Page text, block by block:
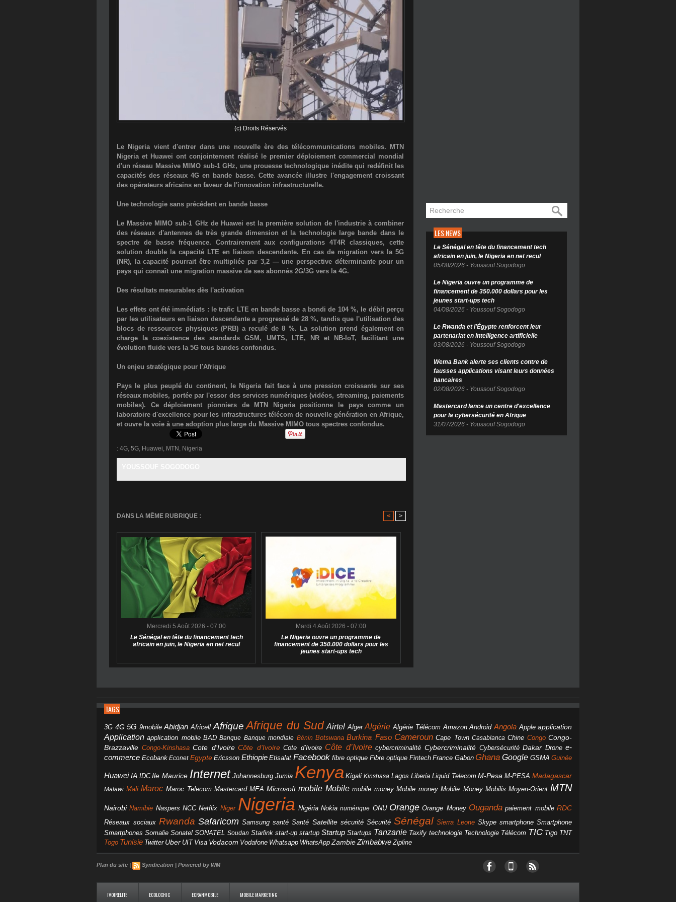
(c) Droits Réservés
Le Nigeria vient d'entrer dans une nouvelle ère des télécommunications mobiles. MTN
Nigeria et Huawei ont conjointement réalisé le premier déploiement commercial mondial
d'un réseau Massive MIMO sub-1 GHz, une prouesse technologique inédite qui redéfinit les
capacités des réseaux 4G en bande basse. Cette avancée illustre l'engagement croissant
des opérateurs africains en faveur de l'innovation infrastructurelle.
Une technologie sans précédent en bande basse
Le Massive MIMO sub-1 GHz de Huawei est la première solution de l'industrieà combiner
des réseaux d'antennes de très grande dimension et la technologie large bande dans le
spectre de basse fréquence. Contrairement aux configurations 4T4R classiques, cette
solution double la capacité LTE en liaison descendante. En cas de migration vers la 5G
(NR), la capacité pourrait être multipliée par 3,2 — une perspective déterminante pour un
pays qui connaît une migration massive de ses abonnés 2G/3G vers la 4G.
Des résultats mesurables dès l'activation
Les effets ont été immédiats : le trafic LTE en bande basse a bondi de 104 %, le débit perçu
par les utilisateurs en liaison descendante a progressé de 28 %, tandis que l'utilisation des
blocs de ressources physiques (PRB) a reculé de 8 %. La solution prend également en
charge la coexistence des standards GSM, UMTS, LTE, NR et NB-IoT, facilitant une
évolution fluide vers la 5G tous bandes confondus.
Un enjeu stratégique pour l'Afrique
Pays le plus peuplé du continent, le Nigeria fait face à une pression croissante sur ses
réseaux mobiles, portée par l'essor des services numériques (vidéos, streaming, paiements
mobiles). Ce déploiement pionniers de MTN Nigeria positionne le pays comme un
laboratoire d'excellence pour les infrastructures télécom de nouvelle génération en Afrique,
et ouvre la voie à une adoption plus large du Massive MIMO tous spectres confondus.
: 4G, 5G, Huawei, MTN , Nigeria
DANS LA MÊME RUBRIQUE : < >
Mercredi 5 Août 2026 - 07:00
Le Sénégal en tête du financement tech
africain en juin, le Nigeria en net recul
Mardi 4 Août 2026 - 07:00
Le Nigeria ouvre un programme de
financement de 350.000 dollars pour les
jeunes start-ups tech
LES NEWS
Le Sénégal en tête du financement tech
africain en juin, le Nigeria en net recul
05/08/2026 - Youssouf Sogodogo
Le Nigeria ouvre un programme de
financement de 350.000 dollars pour les
jeunes start-ups tech
04/08/2026 - Youssouf Sogodogo
Le Rwanda et l'Égypte renforcent leur
partenariat en intelligence artificielle
03/08/2026 - Youssouf Sogodogo
Wema Bank alerte ses clients contre de
fausses applications visant leurs données
bancaires
02/08/2026 - Youssouf Sogodogo
Mastercard lance un centre d'excellence
pour la cybersécurité en Afrique
31/07/2026 - Youssouf Sogodogo
TAGS
3G 4G 5G 9mobile Abidjan Africell Afrique Afrique du Sud Airtel Alger Algérie Algérie Télécom Amazon Android Angola Apple application
Application application mobile BAD Banque Banque mondiale Bénin Botswana Burkina Faso Cameroun Cape Town Casablanca Chine Congo Congo-
Brazzaville Congo-Kinshasa Cote d'Ivoire Côte d'Ivoire Cote d’Ivoire Côte d’Ivoire cybercriminalité Cybercriminalité Cybersécurité Dakar Drone e-
commerce Ecobank Econet Egypte Ericsson Ethiopie Etisalat Facebook fibre optique Fibre optique Fintech France Gabon Ghana Google GSMA Guinée
Huawei IA IDC Ile Maurice Internet Johannesburg Jumia Kenya Kigali Kinshasa Lagos Liberia Liquid Telecom M-Pesa M-PESA Madagascar
Malawi Mali Maroc Maroc Telecom Mastercard MEA Microsoft mobile Mobile mobile money Mobile money Mobile Money Mobilis Moyen-Orient MTN
Nairobi Namibie Naspers NCC Netflix Niger Nigeria Nigéria Nokia numérique ONU Orange Orange Money Ouganda paiement mobile RDC
Réseaux sociaux Rwanda Safaricom Samsung santé Santé Satellite sécurité Sécurité Sénégal Sierra Leone Skype smartphone Smartphone
Smartphones Somalie Sonatel SONATEL Soudan Starlink start-up startup Startup Startups Tanzanie Taxify technologie Technologie Télécom TIC Tigo TNT
Togo Tunisie Twitter Uber UIT Visa Vodacom Vodafone Whatsapp WhatsApp Zambie Zimbabwe Zipline
Plan du site | Syndication | Powered by WM
IVOIRELITE ECOLOCHIC ECRANMOBILE MOBILE MARKETING